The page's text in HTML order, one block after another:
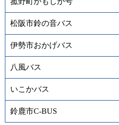
松阪市鈴の音バス
伊勢市おかげバス
八風バス
いこかバス
鈴鹿市C-BUS